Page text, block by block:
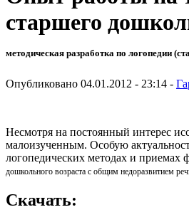
старшего
методическая разработка по логопедии
Опубликовано 04.01.2012 - 23:14 -
Несмотря на постоянный интерес
малоизученным. Особую
логопедических методах и приемах
дошкольного возраста с общим недоразвитием
Скачать: